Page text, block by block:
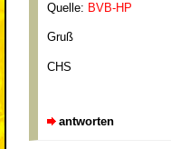
Quelle: BVB-HP
Gruß
CHS
antworten